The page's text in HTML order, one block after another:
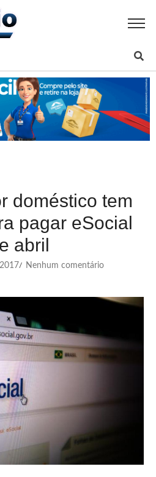
doméstico tem
pagar eSocial
abril
/ Nenhum comentário